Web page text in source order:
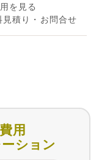
を見る
見積り・お問合せ
用
ション